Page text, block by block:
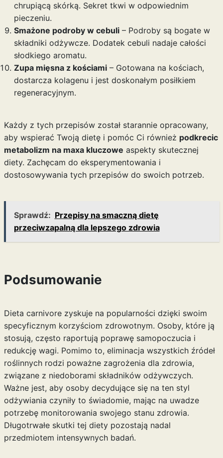
chrupiącą skórką. Sekret tkwi w odpowiednim
pieczeniu.
Smażone podroby w cebuli– Podroby są bogate w
składniki odżywcze. Dodatek cebuli nadaje całości
słodkiego aromatu.
Zupa mięsna z kościami– Gotowana na kościach,
dostarcza kolagenu i jest doskonałym posiłkiem
regeneracyjnym.
Każdy z tych przepisów został starannie opracowany,
aby wspierać Twoją dietę i pomóc Ci również podkrecic
metabolizm na maxa kluczowe aspekty skutecznej
diety. Zachęcam do eksperymentowania i
dostosowywania tych przepisów do swoich potrzeb.
Sprawdź: Przepisy na smaczną dietę
przeciwzapalną dla lepszego zdrowia
Podsumowanie
Dieta carnivore zyskuje na popularności dzięki swoim
specyficznym korzyściom zdrowotnym. Osoby, które ją
stosują, często raportują poprawę samopoczucia i
redukcję wagi. Pomimo to, eliminacja wszystkich źródeł
roślinnych rodzi poważne zagrożenia dla zdrowia,
związane z niedoborami składników odżywczych.
Ważne jest, aby osoby decydujące się na ten styl
odżywiania czyniły to świadomie, mając na uwadze
potrzebę monitorowania swojego stanu zdrowia.
Długotrwałe skutki tej diety pozostają nadal
przedmiotem intensywnych badań.